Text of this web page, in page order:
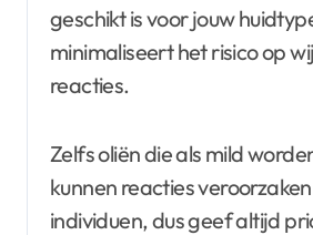
geschikt is voor jouw
minimaliseert het risico op
reacties.
Zelfs oliën die als mild
kunnen reacties
individuen, dus geef altijd